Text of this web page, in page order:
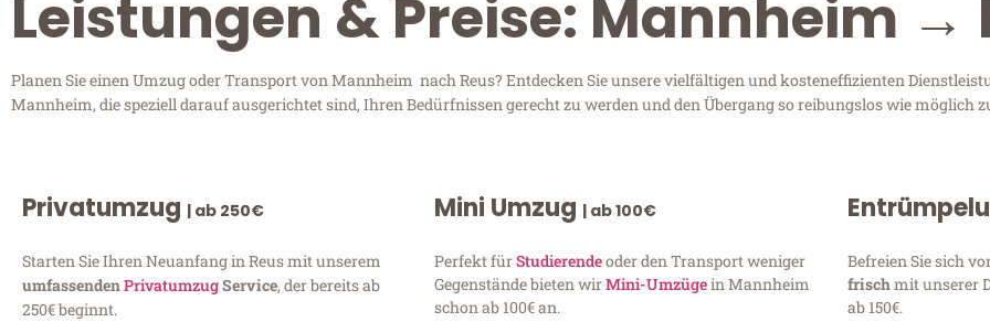
Leistungen & Preise: Mannheim →
Planen Sie einen Umzug oder Transport von Mannheim nach Reus? Entdecken Sie unsere vielfältigen und kosteneffizienten
Mannheim, die speziell darauf ausgerichtet sind, Ihren Bedürfnissen gerecht zu werden und den Übergang so reibungslos wie möglich
Privatumzug | ab 250€
Starten Sie Ihren Neuanfang in Reus mit unserem
umfassendenPrivatumzugService, der bereits ab
250€ beginnt.
Mini Umzug | ab 100€
Perfekt fürStudierendeoder den Transport weniger
Gegenstände bieten wirMini-Umzügein Mannheim
schon ab 100€ an.
Befreien Sie sich
frischmit unserer
ab 150€.